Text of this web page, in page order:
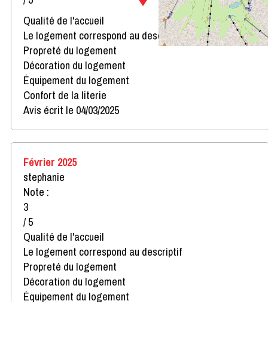
Qualité de l'accueil
Le logement correspond au descriptif
Propreté du logement
Décoration du logement
Équipement du logement
Confort de la literie
Avis écrit le 04/03/2025
Février 2025
stephanie
Note :
3
/ 5
Qualité de l'accueil
Le logement correspond au descriptif
Propreté du logement
Décoration du logement
Équipement du logement